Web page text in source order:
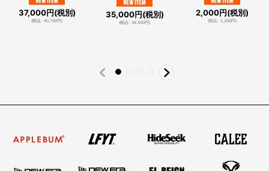
37,000円(税別)
(税込: 40,700円)
35,000円(税別)
(税込: 38,500円)
2,000円(税別)
(税込: 2,200円)